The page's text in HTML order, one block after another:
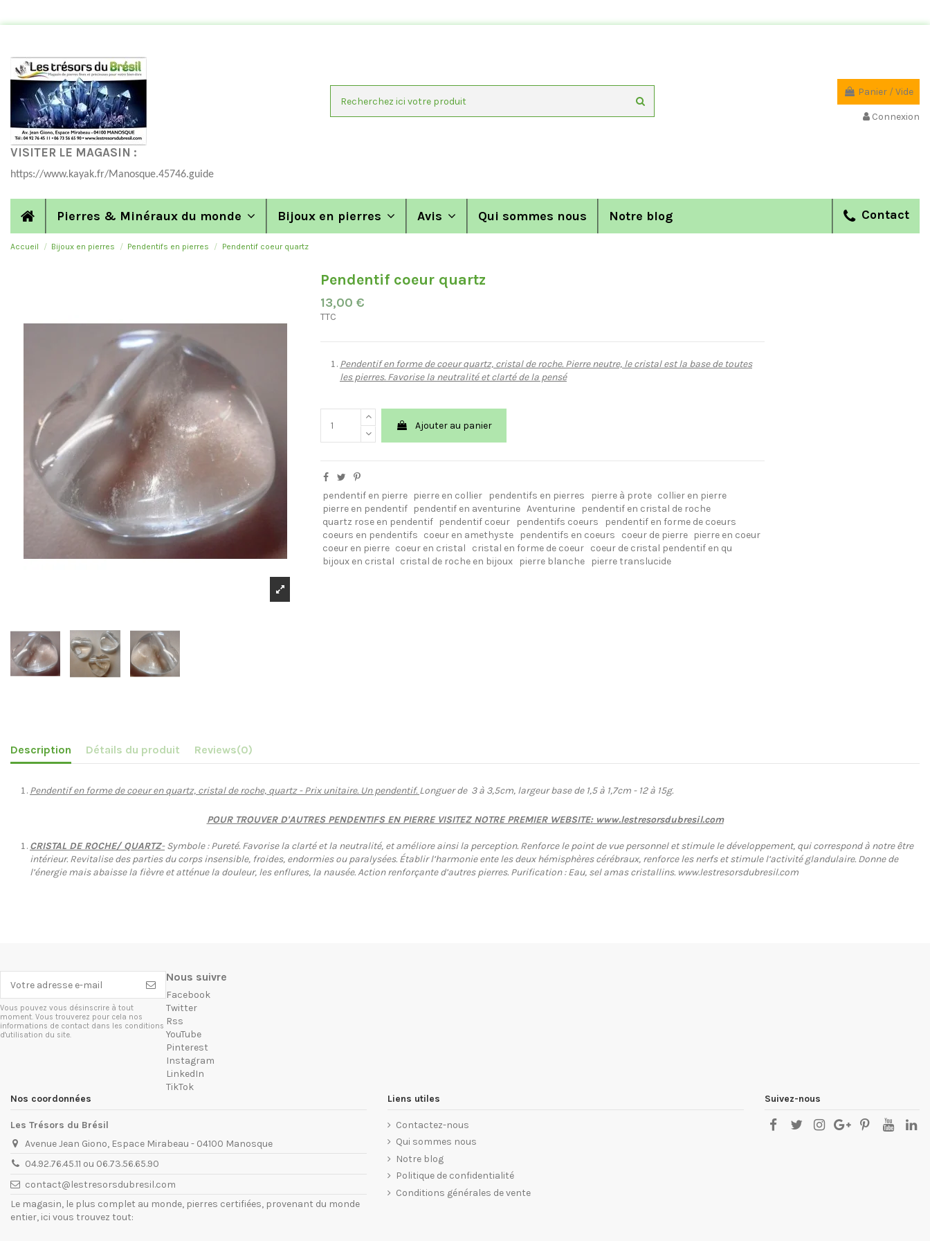
Panier / Vide
Connexion
VISITER LE MAGASIN :
https://www.kayak.fr/Manosque.45746.guide
Pierres & Minéraux du monde Bijoux en pierres Avis Contact
Qui sommes nous Notre blog
Accueil Bijoux en pierres Pendentifs en pierres Pendentif coeur quartz
Pendentif coeur quartz
13,00 €
TTC
Pendentif en forme de coeur quartz, cristal de roche. Pierre neutre, le cristal est la base de toutes
les pierres. Favorise la neutralité et clarté de la pensé
Ajouter au panier
pendentif en pierre pierre en collier pendentifs en pierres pierre à prote collier en pierre
pierre en pendentif
pendentif en aventurine Aventurine
pendentif en cristal de roche
quartz rose en pendentif
pendentif coeur pendentifs coeurs
pendentif en forme de coeurs
coeurs en pendentifs coeur en amethyste pendentifs en coeurs coeur de pierre
pierre en coeur
coeur en pierre coeur en cristal cristal en forme de coeur coeur de cristal pendentif en qu
bijoux en cristal cristal de roche en bijoux pierre blanche pierre translucide
Description Détails du produit Reviews(0)
Pendentif en forme de coeur en quartz, cristal de roche, quartz - Prix unitaire. Un pendentif. Longuer de 3 à 3,5cm, largeur base de 1,5 à 1,7cm - 12 à 15g.
POUR TROUVER D'AUTRES PENDENTIFS EN PIERRE VISITEZ NOTRE PREMIER WEBSITE: www.lestresorsdubresil.com
CRISTAL DE ROCHE/ QUARTZ-Symbole : Pureté. Favorise la clarté et la neutralité, et améliore ainsi la perception. Renforce le point de vue personnel et stimule le développement, qui correspond à notre être
intérieur. Revitalise des parties du corps insensible, froides, endormies ou paralysées. Établir l’harmonie ente les deux hémisphères cérébraux, renforce les nerfs et stimule l’activité glandulaire. Donne de
l’énergie mais abaisse la fièvre et atténue la douleur, les enflures, la nausée. Action renforçante d’autres pierres. Purification : Eau, sel amas cristallins. www.lestresorsdubresil.com
Vous pouvez vous désinscrire à tout
moment. Vous trouverez pour cela nos
informations de contact dans les conditions
d'utilisation du site.
Nous suivre
Facebook
Twitter
Rss
YouTube
Pinterest
Instagram
LinkedIn
TikTok
Nos coordonnées
Les Trésors du Brésil
Avenue Jean Giono, Espace Mirabeau - 04100 Manosque
04.92.76.45.11 ou 06.73.56.65.90
contact@lestresorsdubresil.com
Le magasin, le plus complet au monde, pierres certifiées, provenant du monde
entier, ici vous trouvez tout:
Liens utiles
Contactez-nous
Qui sommes nous
Notre blog
Politique de confidentialité
Conditions générales de vente
Suivez-nous